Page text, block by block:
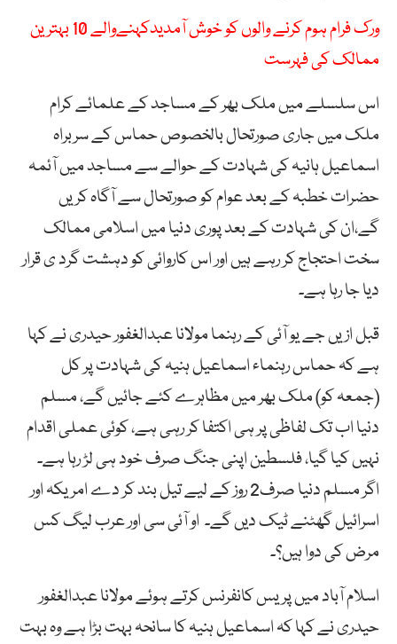
ورک فرام ہوم کرنے والوں کو خوش آمدیدکہنےوالے 10 بہترین
ممالک کی فہرست
اس سلسلے میں ملک بھر کے مساجد کے علمائے کرام
ملک میں جاری صورتحال بالخصوص حماس کے سربراہ
اسماعیل ہانیہ کی شہادت کے حوالے سے مساجد میں آئمہ
حضرات خطبہ کے بعد عوام کو صورتحال سے آگاہ کریں
گے،ان کی شہادت کے بعد پوری دنیا میں اسلامی ممالک
سخت احتجاج کر رہے ہیں اور اس کاروائی کو دہشت گرد ی قرار
دیا جا رہا ہے۔
قبل ازیں جے یو آئی کے رہنما مولانا عبدالغفور حیدری نے کہا
ہے کہ حماس رہنماء اسماعیل ہنیہ کی شہادت پر کل
(جمعہ کو) ملک بھر میں مظاہرے کئے جائیں گے، مسلم
دنیا اب تک لفاظی پر ہی اکتفا کر رہی ہے، کوئی عملی اقدام
نہیں کیا گیا، فلسطین اپنی جنگ صرف خود ہی لڑ رہا ہے۔
اگر مسلم دنیا صرف2 روز کے لیے تیل بند کر دے امریکہ اور
اسرائیل گھٹنے ٹیک دیں گے۔ او آئی سی اور عرب لیگ کس
مرض کی دوا ہیں؟۔
اسلام آباد میں پریس کانفرنس کرتے ہوئے مولانا عبدالغفور
حیدری نے کہا کہ اسماعیل ہنیہ کا سانحہ بہت بڑا ہے وہ بہت